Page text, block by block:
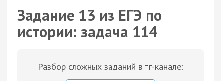
Задание 13 из ЕГЭ по
истории: задача 114
Разбор сложных заданий в тг-канале: